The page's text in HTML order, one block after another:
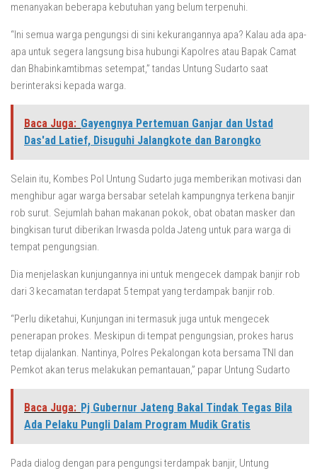
menanyakan beberapa kebutuhan yang belum terpenuhi.
“Ini semua warga pengungsi di sini kekurangannya apa? Kalau ada apa-
apa untuk segera langsung bisa hubungi Kapolres atau Bapak Camat
dan Bhabinkamtibmas setempat,” tandas Untung Sudarto saat
berinteraksi kepada warga.
Baca Juga: Gayengnya Pertemuan Ganjar dan Ustad
Das'ad Latief, Disuguhi Jalangkote dan Barongko
Selain itu, Kombes Pol Untung Sudarto juga memberikan motivasi dan
menghibur agar warga bersabar setelah kampungnya terkena banjir
rob surut. Sejumlah bahan makanan pokok, obat obatan masker dan
bingkisan turut diberikan Irwasda polda Jateng untuk para warga di
tempat pengungsian.
Dia menjelaskan kunjungannya ini untuk mengecek dampak banjir rob
dari 3 kecamatan terdapat 5 tempat yang terdampak banjir rob.
“Perlu diketahui, Kunjungan ini termasuk juga untuk mengecek
penerapan prokes. Meskipun di tempat pengungsian, prokes harus
tetap dijalankan. Nantinya, Polres Pekalongan kota bersama TNI dan
Pemkot akan terus melakukan pemantauan,” papar Untung Sudarto
Baca Juga: Pj Gubernur Jateng Bakal Tindak Tegas Bila
Ada Pelaku Pungli Dalam Program Mudik Gratis
Pada dialog dengan para pengungsi terdampak banjir, Untung